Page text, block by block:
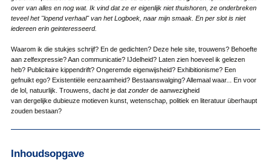
over van alles en nog wat. Ik vind dat ze er eigenlijk niet thuishoren, ze onderbreken
teveel het "lopend verhaal" van het Logboek, naar mijn smaak. En per slot is niet
iedereen erin geinteresseerd.
Waarom ik die stukjes schrijf? En de gedichten? Deze hele site, trouwens? Behoefte
aan zelfexpressie? Aan communicatie? IJdelheid? Laten zien hoeveel ik gelezen
heb? Publicitaire kippendrift? Ongeremde eigenwijsheid? Exhibitionisme? Een
gefnuikt ego? Existentiële eenzaamheid? Bestaanswalging? Allemaal waar... En voor
de lol, natuurlijk. Trouwens, dacht je dat zonderde aanwezigheid
van dergelijke dubieuze motieven kunst, wetenschap, politiek en literatuur überhaupt
zouden bestaan?
Inhoudsopgave